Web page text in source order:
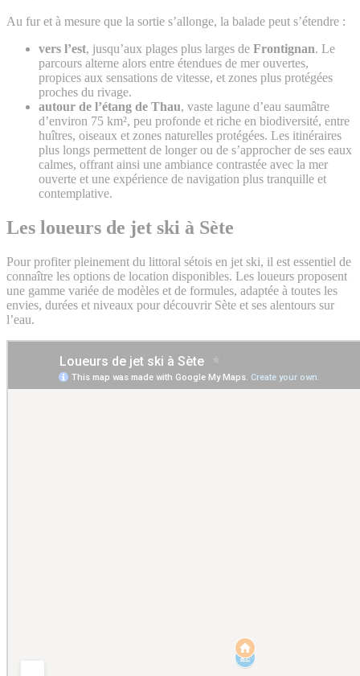
Au fur et à mesure que la sortie s’allonge, la balade peut s’étendre :
vers l’est, jusqu’aux plages plus larges de Frontignan. Le
parcours alterne alors entre étendues de mer ouvertes,
propices aux sensations de vitesse, et zones plus protégées
proches du rivage.
autour de l’étang de Thau, vaste lagune d’eau saumâtre
d’environ 75 km², peu profonde et riche en biodiversité, entre
huîtres, oiseaux et zones naturelles protégées. Les itinéraires
plus longs permettent de longer ou de s’approcher de ses eaux
calmes, offrant ainsi une ambiance contrastée avec la mer
ouverte et une expérience de navigation plus tranquille et
contemplative.
Les loueurs de jet ski à Sète
Pour profiter pleinement du littoral sétois en jet ski, il est essentiel de
connaître les options de location disponibles. Les loueurs proposent
une gamme variée de modèles et de formules, adaptée à toutes les
envies, durées et niveaux pour découvrir Sète et ses alentours sur
l’eau.